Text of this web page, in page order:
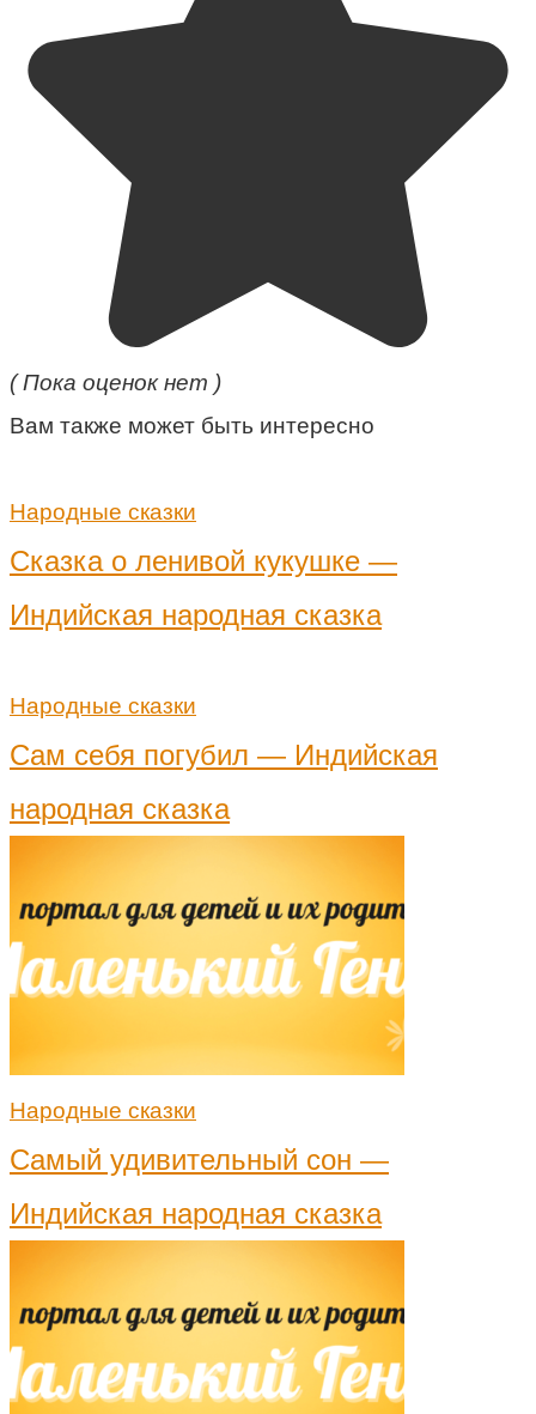
( Пока оценок нет )
Вам также может быть интересно
Народные сказки
Сказка о ленивой кукушке —
Индийская народная сказка
Народные сказки
Сам себя погубил — Индийская
народная сказка
Народные сказки
Самый удивительный сон —
Индийская народная сказка